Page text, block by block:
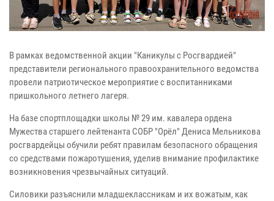
В рамках ведомственной акции "Каникулы с Росгвардией"
представители регионального правоохранительного ведомства
провели патриотическое мероприятие с воспитанниками
пришкольного летнего лагеря.
На базе спортплощадки школы № 29 им. кавалера ордена
Мужества старшего лейтенанта СОБР "Орёл" Дениса Мельникова
росгвардейцы обучили ребят правилам безопасного обращения
со средствами пожаротушения, уделив внимание профилактике
возникновения чрезвычайных ситуаций.
Силовики разъяснили младшеклассникам и их вожатым, как